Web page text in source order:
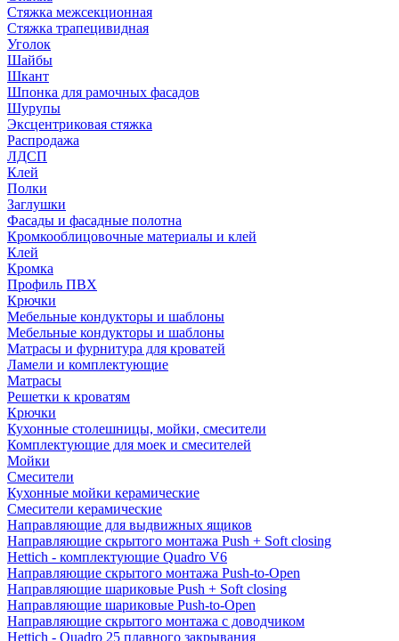
Стяжка межсекционная
Стяжка трапецивидная
Уголок
Шайбы
Шкант
Шпонка для рамочных фасадов
Шурупы
Эксцентриковая стяжка
Распродажа
ЛДСП
Клей
Полки
Заглушки
Фасады и фасадные полотна
Кромкооблицовочные материалы и клей
Клей
Кромка
Профиль ПВХ
Крючки
Мебельные кондукторы и шаблоны
Мебельные кондукторы и шаблоны
Матрасы и фурнитура для кроватей
Ламели и комплектующие
Матрасы
Решетки к кроватям
Крючки
Кухонные столешницы, мойки, смесители
Комплектующие для моек и смесителей
Мойки
Смесители
Кухонные мойки керамические
Смесители керамические
Направляющие для выдвижных ящиков
Направляющие скрытого монтажа Push + Soft closing
Hettich - комплектующие Quadro V6
Направляющие скрытого монтажа Push-to-Open
Направляющие шариковые Push + Soft closing
Направляющие шариковые Push-to-Open
Направляющие скрытого монтажа с доводчиком
Hettich - Quadro 25 плавного закрывания